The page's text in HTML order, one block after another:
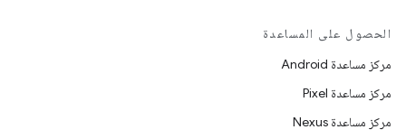
الحصول على المساعدة
مركز مساعدة Android
مركز مساعدة Pixel
مركز مساعدة Nexus